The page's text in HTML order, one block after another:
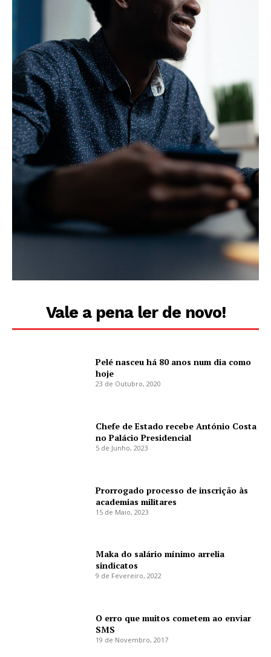
Vale a pena ler de novo!
Pelé nasceu há 80 anos num dia como
hoje
23 de Outubro, 2020
Chefe de Estado recebe António Costa
no Palácio Presidencial
5 de Junho, 2023
Prorrogado processo de inscrição às
academias militares
15 de Maio, 2023
Maka do salário mínimo arrelia
sindicatos
9 de Fevereiro, 2022
O erro que muitos cometem ao enviar
SMS
19 de Novembro, 2017